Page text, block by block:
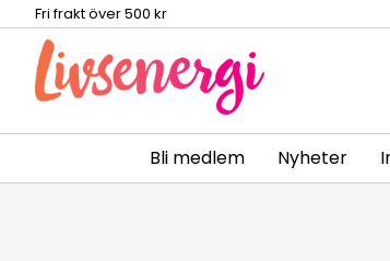
Fri frakt över 500 kr
Bli medlem Nyheter